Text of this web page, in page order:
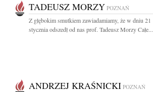
TADEUSZ MORZY POZNAŃ
Z głębokim smutkiem zawiadamiamy, że w dniu 21
stycznia odszedł od nas prof. Tadeusz Morzy Całe...
ANDRZEJ KRAŚNICKI POZNAŃ